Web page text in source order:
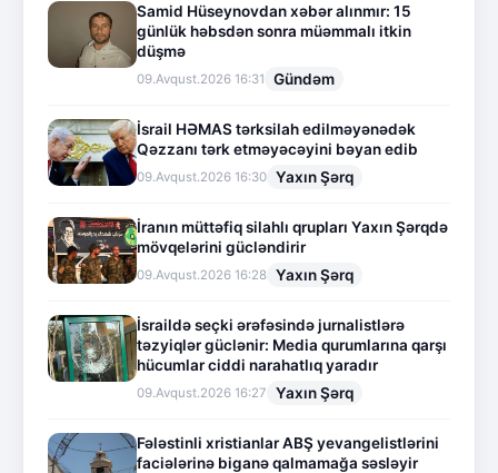
Samid Hüseynovdan xəbər alınmır: 15
günlük həbsdən sonra müəmmalı itkin
düşmə
09.Avqust.2026 16:31 Gündəm
İsrail HƏMAS tərksilah edilməyənədək
Qəzzanı tərk etməyəcəyini bəyan edib
09.Avqust.2026 16:30 Yaxın Şərq
İranın müttəfiq silahlı qrupları Yaxın Şərqdə
mövqelərini gücləndirir
09.Avqust.2026 16:28 Yaxın Şərq
İsraildə seçki ərəfəsində jurnalistlərə
təzyiqlər güclənir: Media qurumlarına qarşı
hücumlar ciddi narahatlıq yaradır
09.Avqust.2026 16:27 Yaxın Şərq
Fələstinli xristianlar ABŞ yevangelistlərini
faciələrinə biganə qalmamağa səsləyir